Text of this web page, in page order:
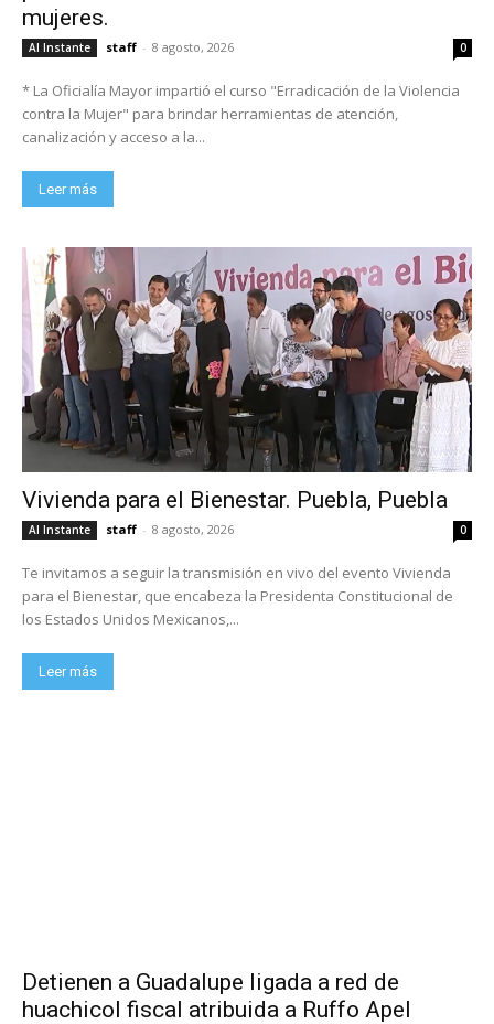
mujeres.
Al Instante staff - 8 agosto, 2026 0
* La Oficialía Mayor impartió el curso "Erradicación de la Violencia
contra la Mujer" para brindar herramientas de atención,
canalización y acceso a la...
Leer más
Vivienda para el Bienestar. Puebla, Puebla
Al Instante staff - 8 agosto, 2026 0
Te invitamos a seguir la transmisión en vivo del evento Vivienda
para el Bienestar, que encabeza la Presidenta Constitucional de
los Estados Unidos Mexicanos,...
Leer más
Detienen a Guadalupe ligada a red de
huachicol fiscal atribuida a Ruffo Apel